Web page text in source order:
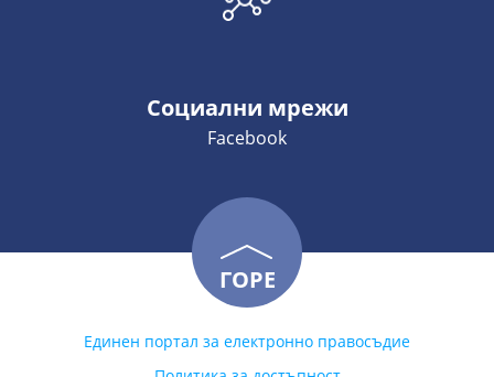
Социални мрежи
Facebook
ГОРЕ
Единен портал за електронно правосъдие